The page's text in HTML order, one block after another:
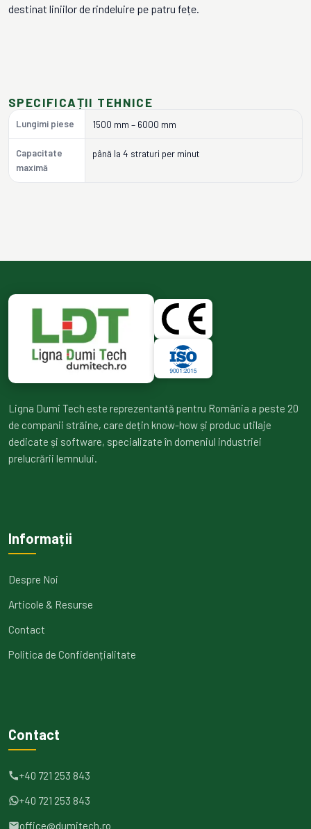
destinat liniilor de rindeluire pe patru fețe.
SPECIFICAȚII TEHNICE
Lungimi piese 1500 mm – 6000 mm
Capacitate
maximă
până la 4 straturi per minut
Ligna Dumi Tech este reprezentantă pentru România a peste 20
de companii străine, care dețin know-how și produc utilaje
dedicate și software, specializate în domeniul industriei
prelucrării lemnului.
Informații
Despre Noi
Articole & Resurse
Contact
Politica de Confidențialitate
Contact
+40 721 253 843
+40 721 253 843
office@dumitech.ro